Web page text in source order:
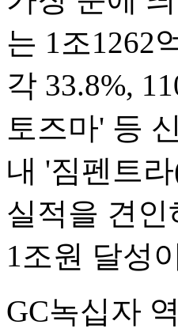
는 1조1262
각 33.8%,
토즈마' 등
내 '짐펜트
실적을 견
1조원 달성
GC녹십자